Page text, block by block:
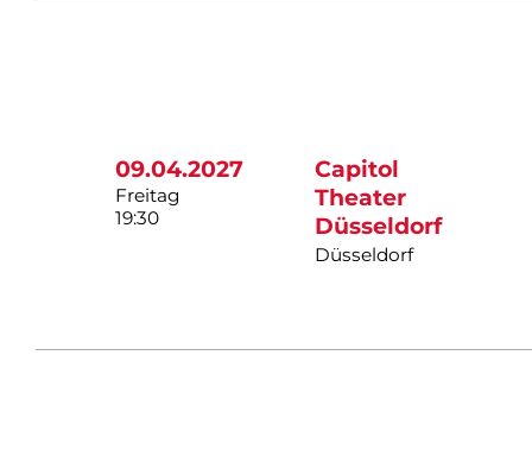
09.04.2027
Freitag
19:30
Capitol
Theater
Düsseldorf
Düsseldorf